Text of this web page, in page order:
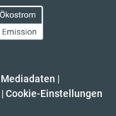
Mediadaten |
| Cookie-Einstellungen